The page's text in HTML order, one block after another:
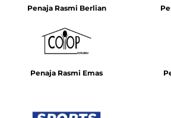
Penaja Rasmi Berlian
Penaja Rasmi Emas